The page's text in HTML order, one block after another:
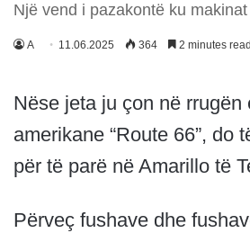
Një vend i pazakontë ku
A 11.06.2025 364 2 minutes read
Nëse jeta ju çon në rrugën
amerikane “Route 66”, do
për të parë në Amarillo të
Përveç fushave dhe